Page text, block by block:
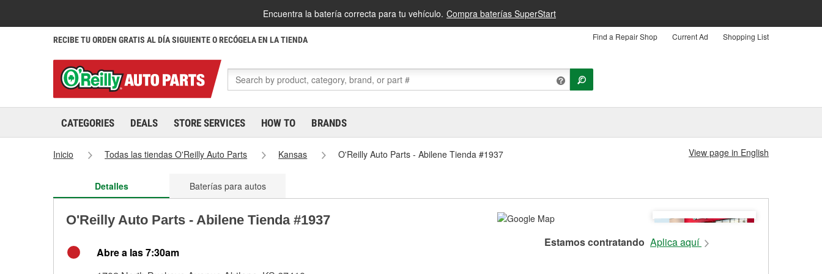
Encuentra la batería correcta para tu vehículo. Compra baterías SuperStart
RECIBE TU ORDEN GRATIS AL DÍA SIGUIENTE O RECÓGELA EN LA TIENDA Find a Repair Shop Current Ad Shopping List
CATEGORIES DEALS STORE SERVICES HOW TO BRANDS
Inicio Todas las tiendas O'Reilly Auto Parts Kansas O'Reilly Auto Parts - Abilene Tienda #1937 View page in English
Detalles Baterías para autos
O'Reilly Auto Parts - Abilene Tienda #1937
Abre a las 7:30am
Estamos contratando Aplica aquí